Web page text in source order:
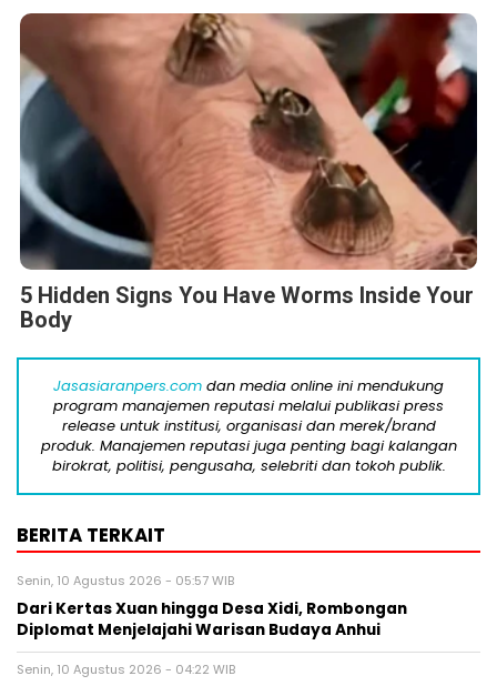
5 Hidden Signs You Have Worms Inside Your
Body
Jasasiaranpers.com dan media online ini mendukung
program manajemen reputasi melalui publikasi press
release untuk institusi, organisasi dan merek/brand
produk. Manajemen reputasi juga penting bagi kalangan
birokrat, politisi, pengusaha, selebriti dan tokoh publik.
BERITA TERKAIT
Senin, 10 Agustus 2026 - 05:57 WIB
Dari Kertas Xuan hingga Desa Xidi, Rombongan
Diplomat Menjelajahi Warisan Budaya Anhui
Senin, 10 Agustus 2026 - 04:22 WIB